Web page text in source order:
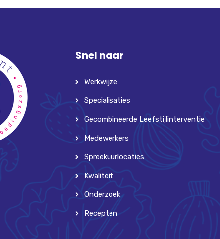
Snel naar
Werkwijze
Specialisaties
Gecombineerde Leefstijlinterventie
Medewerkers
Spreekuurlocaties
Kwaliteit
Onderzoek
Recepten